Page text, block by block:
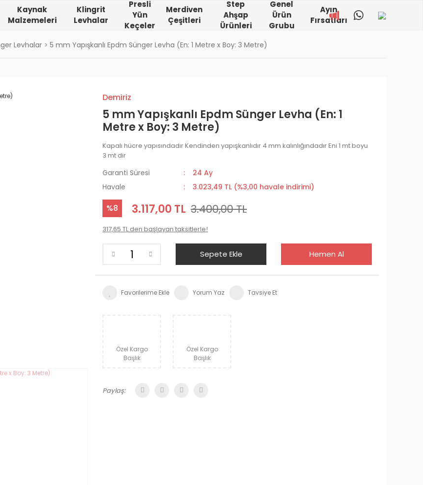
Kaynak
Malzemeleri
Klingrit
Levhalar
Presli
Yün
Keçeler
Merdiven
Çeşitleri
Step
Ahşap
Ürünleri
Genel
Ürün
Grubu
Ayın
Fırsatları
Levhalar 5 mm Yapışkanlı Epdm Sünger Levha (En: 1 Metre x Boy: 3 Metre)
Demiriz
5 mm Yapışkanlı Epdm Sünger Levha (En: 1
Metre x Boy: 3 Metre)
Kapalı hücre yapısındadır Kendinden yapışkanlıdır 4 mm kalınlığındadır Eni 1 mt boyu
3 mt dir
Garanti Süresi
24 Ay
Havale
3.023,49 TL (%3,00 havale indirimi)
%8 3.117,00 TL 3.400,00 TL
317,65 TL den başlayan taksitlerle!
Sepete Ekle Hemen Al
Yorum Yaz Tavsiye Et
Özel Kargo
Başlık
Özel Kargo
Başlık
Paylaş: